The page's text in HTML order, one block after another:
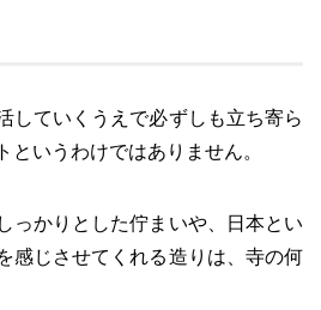
していくうえで必ずしも立ち寄ら
というわけではありません。
っかりとした佇まいや、日本とい
感じさせてくれる造りは、寺の何